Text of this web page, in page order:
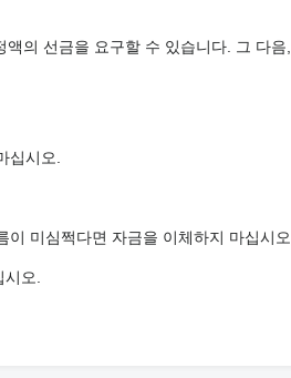
의 선금을 요구할 수 있습니다. 그 다
십시오.
미심쩍다면 자금을 이체하지 마십시
시오.